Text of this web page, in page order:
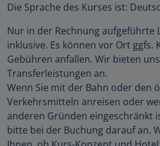
Die Sprache des Kurses ist:
Nur in der Rechnung aufgeführte
inklusive. Es können vor Ort ggfs.
Gebühren anfallen. Wir bieten
Transferleistungen an.
Wenn Sie mit der Bahn oder den
Verkehrsmitteln anreisen oder
anderen Gründen eingeschränkt
bitte bei der Buchung darauf an.